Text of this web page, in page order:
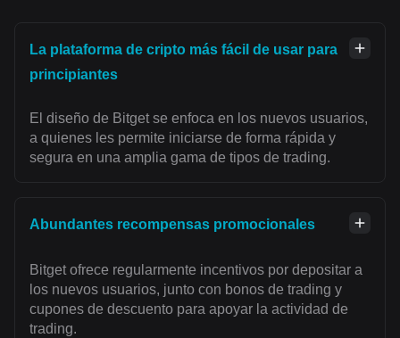
La plataforma de cripto más fácil de usar para
principiantes
El diseño de Bitget se enfoca en los nuevos usuarios,
a quienes les permite iniciarse de forma rápida y
segura en una amplia gama de tipos de trading.
Abundantes recompensas promocionales
Bitget ofrece regularmente incentivos por depositar a
los nuevos usuarios, junto con bonos de trading y
cupones de descuento para apoyar la actividad de
trading.